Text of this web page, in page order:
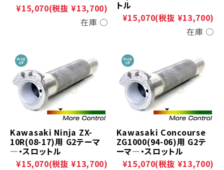
¥15,070(税抜 ¥13,700)
在庫 ○
トル
¥15,070(税抜 ¥13,700)
在庫 ○
Kawasaki Ninja ZX-
10R(08-17)用 G2テーマ
―・スロットル
¥15,070(税抜 ¥13,700)
Kawasaki Concourse
ZG1000(94-06)用 G2テ
ーマ―・スロットル
¥15,070(税抜 ¥13,700)